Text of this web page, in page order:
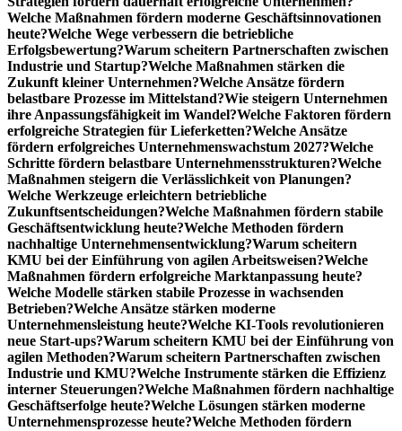
Welche Maßnahmen fördern moderne Geschäftsinnovationen
heute?Welche Wege verbessern die betriebliche
Erfolgsbewertung?Warum scheitern Partnerschaften zwischen
Industrie und Startup?Welche Maßnahmen stärken die
Zukunft kleiner Unternehmen?Welche Ansätze fördern
belastbare Prozesse im Mittelstand?Wie steigern Unternehmen
ihre Anpassungsfähigkeit im Wandel?Welche Faktoren fördern
erfolgreiche Strategien für Lieferketten?Welche Ansätze
fördern erfolgreiches Unternehmenswachstum 2027?Welche
Schritte fördern belastbare Unternehmensstrukturen?Welche
Maßnahmen steigern die Verlässlichkeit von Planungen?
Welche Werkzeuge erleichtern betriebliche
Zukunftsentscheidungen?Welche Maßnahmen fördern stabile
Geschäftsentwicklung heute?Welche Methoden fördern
nachhaltige Unternehmensentwicklung?Warum scheitern
KMU bei der Einführung von agilen Arbeitsweisen?Welche
Maßnahmen fördern erfolgreiche Marktanpassung heute?
Welche Modelle stärken stabile Prozesse in wachsenden
Betrieben?Welche Ansätze stärken moderne
Unternehmensleistung heute?Welche KI-Tools revolutionieren
neue Start-ups?Warum scheitern KMU bei der Einführung von
agilen Methoden?Warum scheitern Partnerschaften zwischen
Industrie und KMU?Welche Instrumente stärken die Effizienz
interner Steuerungen?Welche Maßnahmen fördern nachhaltige
Geschäftserfolge heute?Welche Lösungen stärken moderne
Unternehmensprozesse heute?Welche Methoden fördern